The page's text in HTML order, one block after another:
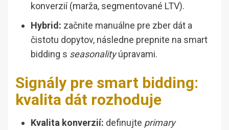
konverzií (marža, segmentované LTV).
Hybrid: začnite manuálne pre zber dát a
čistotu dopytov, následne prepnite na smart
bidding s seasonalityúpravami.
Signály pre smart bidding:
kvalita dát rozhoduje
Kvalita konverzií: definujte primary